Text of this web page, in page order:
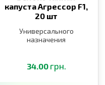
капуста Агрессор F1,
20 шт
Универсального
назначения
34.00 грн.